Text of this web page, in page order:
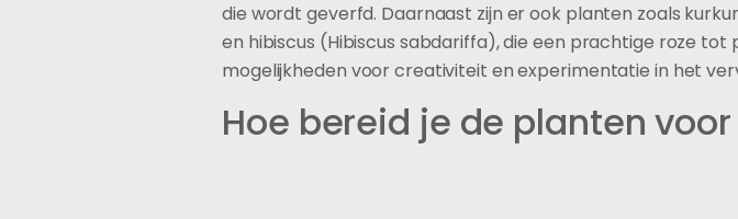
die wordt geverfd. Daarnaast zijn er ook planten zoals
en hibiscus (Hibiscus sabdariffa), die een prachtige roze
mogelijkheden voor creativiteit en experimentatie in het
Hoe bereid je de planten